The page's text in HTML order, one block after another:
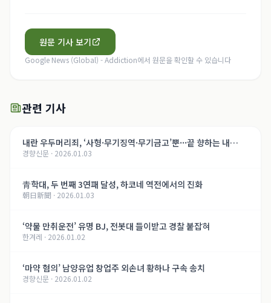
원문 기사 보기
Google News (Global) - Addiction에서 원문을 확인할 수 있습니다
관련 기사
내란 우두머리죄, ‘사형·무기징역·무기금고’뿐···끝 향하는 내
란 재판, 윤석열의 운명은[법정 417호, 내란의 기록]
경향신문 · 2026.01.03
青학대, 두 번째 3연패 달성, 하코네 역전에서의 진화
朝日新聞 · 2026.01.03
‘약물 만취운전’ 유명 BJ, 전봇대 들이받고 경찰 붙잡혀
한겨레 · 2026.01.02
‘마약 혐의’ 남양유업 창업주 외손녀 황하나 구속 송치
경향신문 · 2026.01.02